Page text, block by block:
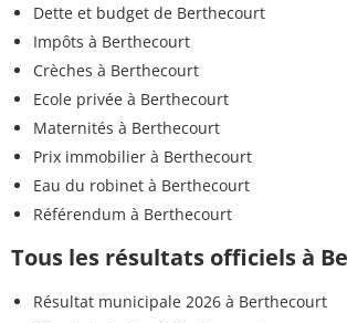
Dette et budget de Berthecourt
Impôts à Berthecourt
Crèches à Berthecourt
Ecole privée à Berthecourt
Maternités à Berthecourt
Prix immobilier à Berthecourt
Eau du robinet à Berthecourt
Référendum à Berthecourt
Tous les résultats officiels à
Résultat municipale 2026 à Berthecourt